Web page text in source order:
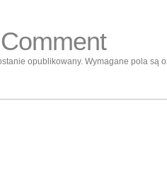
opublikowany. Wymagane pola są